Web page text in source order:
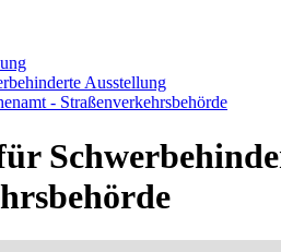
Ausstellung
- Straßenverkehrsbehörde